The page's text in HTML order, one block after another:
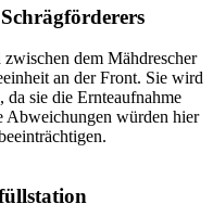
dem Mähdre­scher
an der Front. Sie wird
da sie die Ernte­auf­nahme
Abwei­chungen würden hier